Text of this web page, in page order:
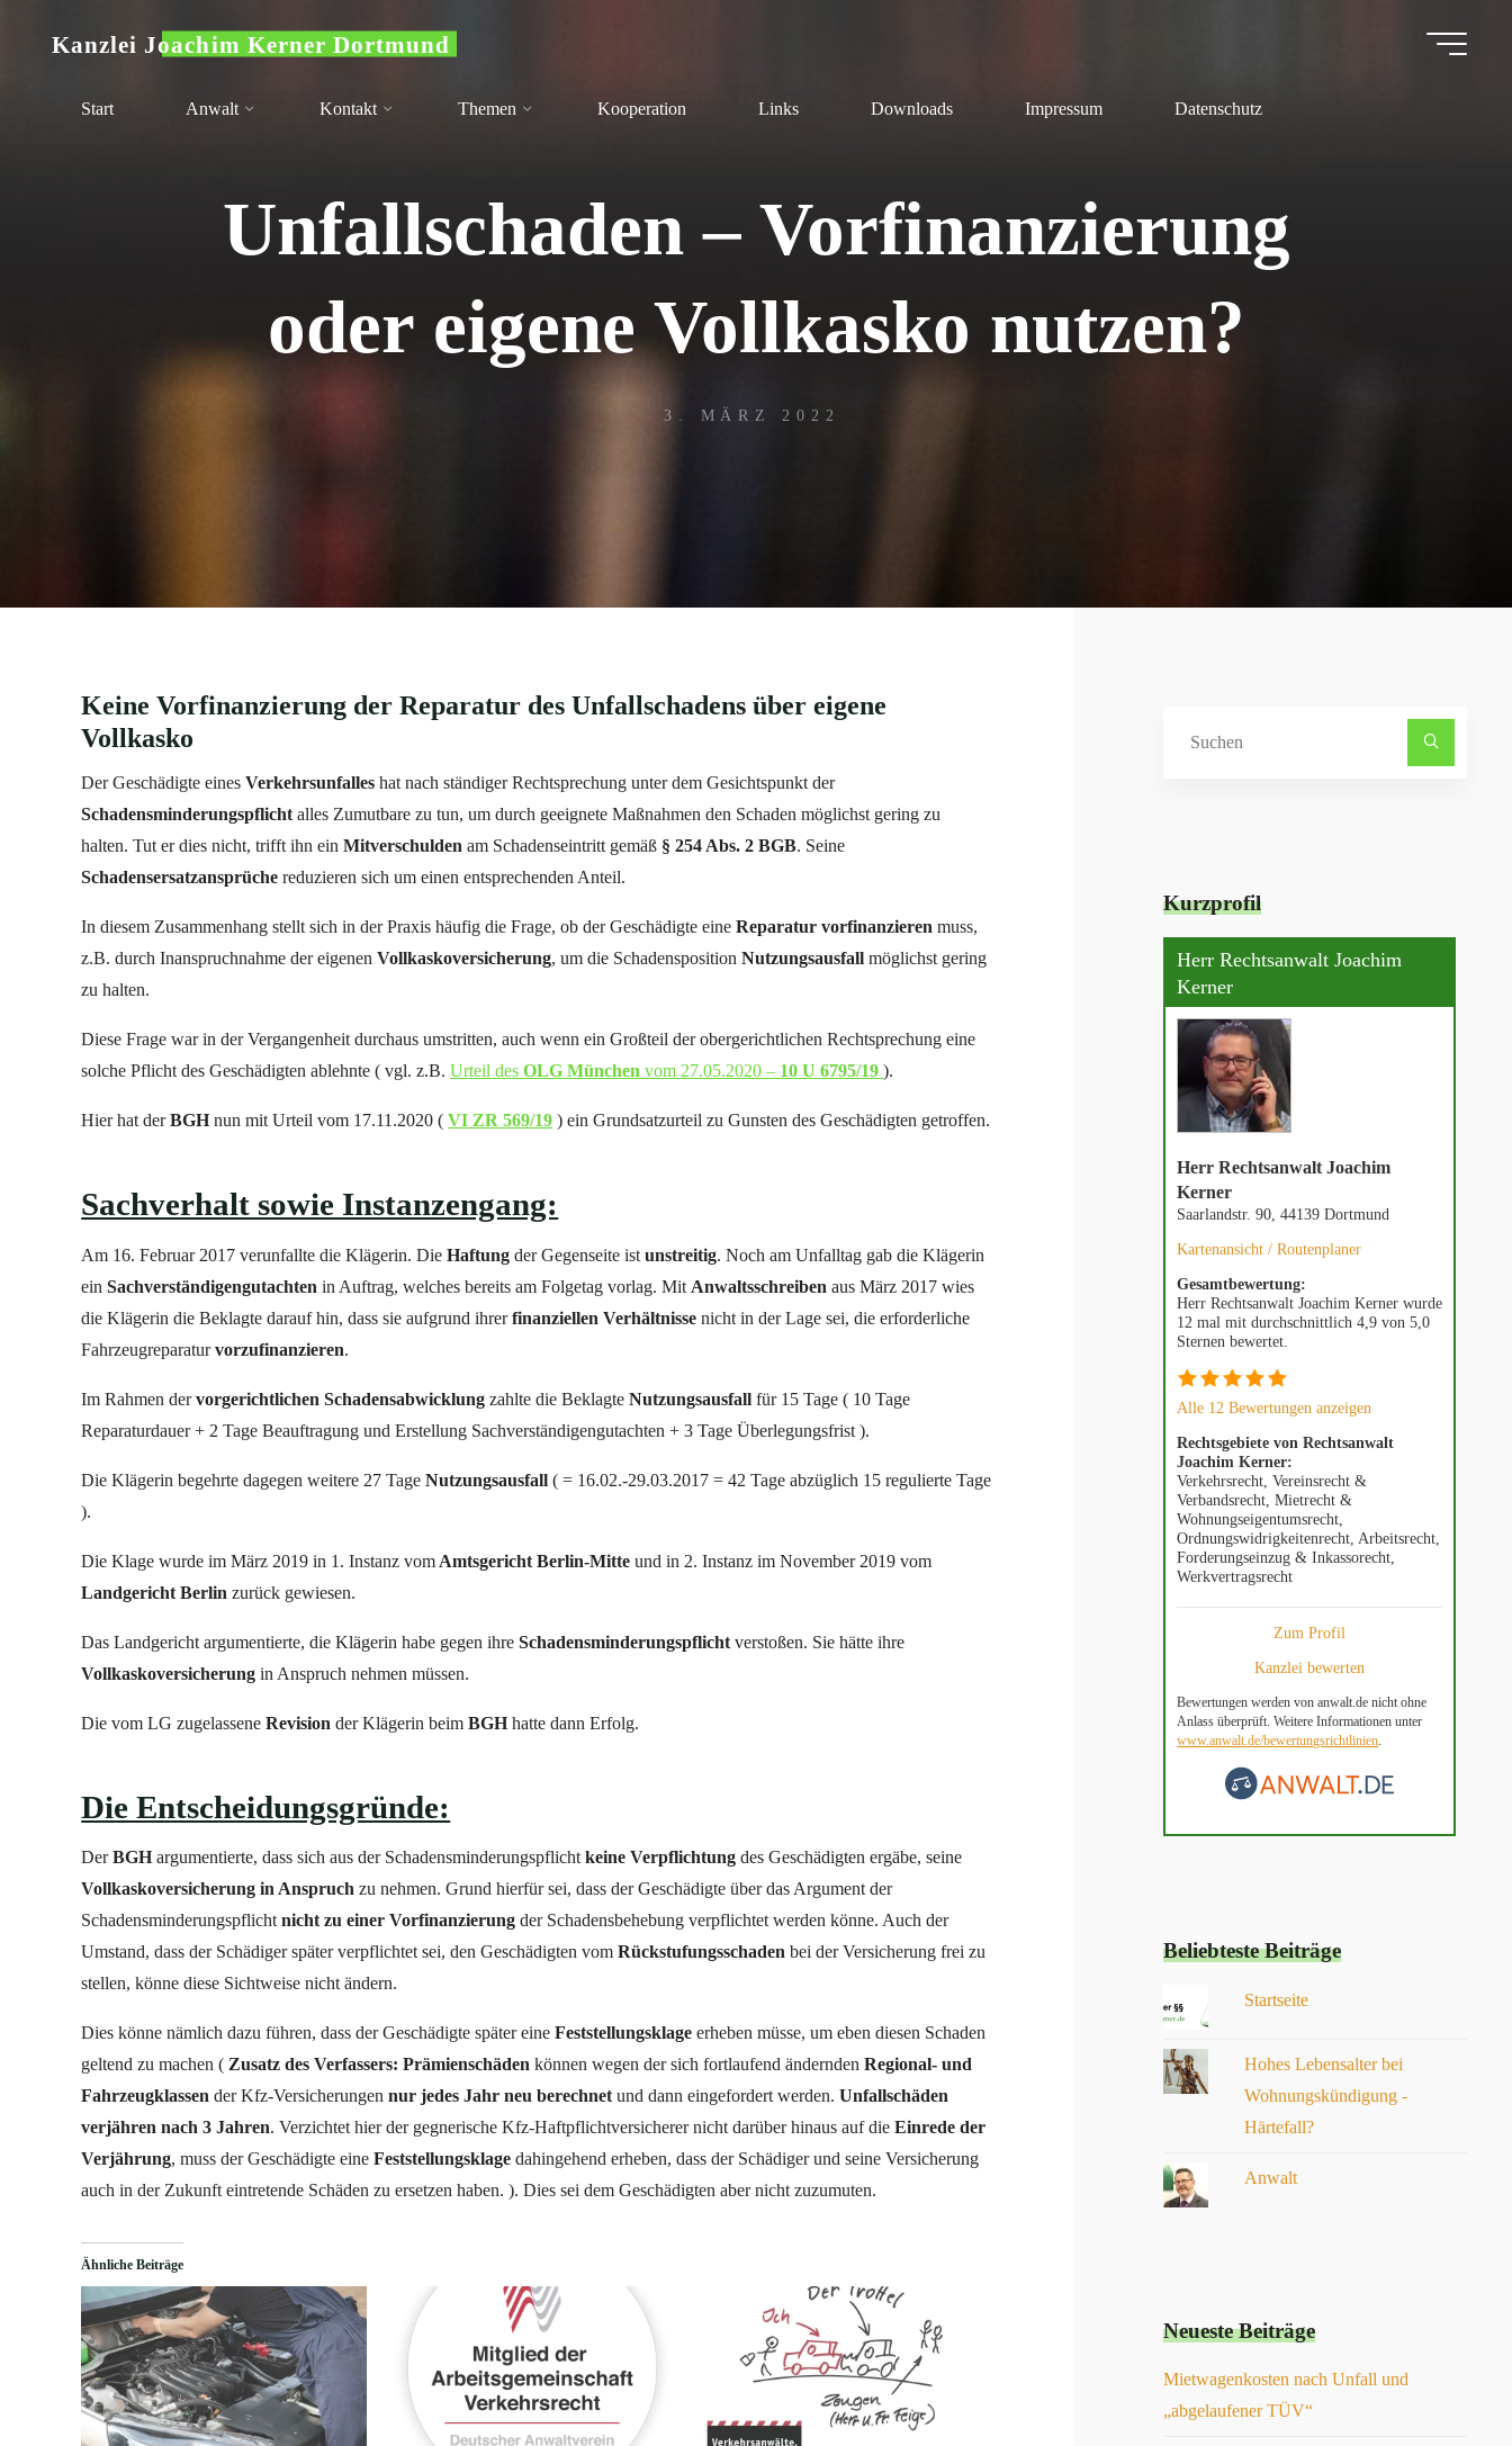
Kanzlei Joachim Kerner Dortmund
Start Anwalt Kontakt Themen Kooperation Links Downloads Impressum Datenschutz
Unfallschaden – Vorfinanzierung
oder eigene Vollkasko nutzen?
3. MÄRZ 2022
Keine Vorfinanzierung der Reparatur des Unfallschadens über eigene
Vollkasko
Der Geschädigte einesVerkehrsunfalles hat nach ständiger Rechtsprechung unter dem Gesichtspunkt der
Schadensminderungspflichtalles Zumutbare zu tun, um durch geeignete Maßnahmen den Schaden möglichst gering zu
halten. Tut er dies nicht, trifft ihn einMitverschulden am Schadenseintritt gemäß § 254 Abs. 2 BGB. Seine
Schadensersatzansprüche reduzieren sich um einen entsprechenden Anteil.
In diesem Zusammenhang stellt sich in der Praxis häufig die Frage, ob der Geschädigte eineReparatur vorfinanzieren muss,
z.B. durch Inanspruchnahme der eigenenVollkaskoversicherung, um die SchadenspositionNutzungsausfall möglichst gering
zu halten.
Diese Frage war in der Vergangenheit durchaus umstritten, auch wenn ein Großteil der obergerichtlichen Rechtsprechung eine
solche Pflicht des Geschädigten ablehnte ( vgl. z.B.Urteil desOLG München vom 27.05.2020 – 10 U 6795/19 ).
Hier hat derBGHnun mit Urteil vom 17.11.2020 (VI ZR 569/19 ) ein Grundsatzurteil zu Gunsten des Geschädigten getroffen.
Sachverhalt sowie Instanzengang:
Am 16. Februar 2017 verunfallte die Klägerin. Die Haftung der Gegenseite istunstreitig. Noch am Unfalltag gab die Klägerin
ein Sachverständigengutachten in Auftrag, welches bereits am Folgetag vorlag. Mit Anwaltsschreiben aus März 2017 wies
die Klägerin die Beklagte darauf hin, dass sie aufgrund ihrerfinanziellen Verhältnisse nicht in der Lage sei, die erforderliche
Fahrzeugreparaturvorzufinanzieren.
Im Rahmen dervorgerichtlichen Schadensabwicklung zahlte die BeklagteNutzungsausfall für 15 Tage ( 10 Tage
Reparaturdauer + 2 Tage Beauftragung und Erstellung Sachverständigengutachten + 3 Tage Überlegungsfrist ).
Die Klägerin begehrte dagegen weitere 27 TageNutzungsausfall ( = 16.02.-29.03.2017 = 42 Tage abzüglich 15 regulierte Tage
).
Die Klage wurde im März 2019 in 1. Instanz vom Amtsgericht Berlin-Mitte und in 2. Instanz im November 2019 vom
Landgericht Berlin zurück gewiesen.
Das Landgericht argumentierte, die Klägerin habe gegen ihreSchadensminderungspflicht verstoßen. Sie hätte ihre
Vollkaskoversicherung in Anspruch nehmen müssen.
Die vom LG zugelassene Revision der Klägerin beimBGHhatte dann Erfolg.
Die Entscheidungsgründe:
DerBGHargumentierte, dass sich aus der Schadensminderungspflichtkeine Verpflichtung des Geschädigten ergäbe, seine
Vollkaskoversicherung in Anspruch zu nehmen. Grund hierfür sei, dass der Geschädigte über das Argument der
Schadensminderungspflichtnicht zu einer Vorfinanzierung der Schadensbehebung verpflichtet werden könne. Auch der
Umstand, dass der Schädiger später verpflichtet sei, den Geschädigten vomRückstufungsschaden bei der Versicherung frei zu
stellen, könne diese Sichtweise nicht ändern.
Dies könne nämlich dazu führen, dass der Geschädigte später eineFeststellungsklage erheben müsse, um eben diesen Schaden
geltend zu machen ( Zusatz des Verfassers: Prämienschäden können wegen der sich fortlaufend änderndenRegional- und
Fahrzeugklassen der Kfz-Versicherungennur jedes Jahr neu berechnet und dann eingefordert werden. Unfallschäden
verjähren nach 3 Jahren. Verzichtet hier der gegnerische Kfz-Haftpflichtversicherer nicht darüber hinaus auf die Einrede der
Verjährung, muss der Geschädigte eineFeststellungsklage dahingehend erheben, dass der Schädiger und seine Versicherung
auch in der Zukunft eintretende Schäden zu ersetzen haben. ). Dies sei dem Geschädigten aber nicht zuzumuten.
Ähnliche Beiträge
Kurzprofil
Herr Rechtsanwalt Joachim
Kerner
Herr Rechtsanwalt Joachim
Kerner
Saarlandstr. 90, 44139 Dortmund
Kartenansicht / Routenplaner
Gesamtbewertung:
Herr Rechtsanwalt Joachim Kerner wurde
12 mal mit durchschnittlich 4,9 von 5,0
Sternen bewertet.
Alle 12 Bewertungen anzeigen
Rechtsgebiete von Rechtsanwalt
Joachim Kerner:
Verkehrsrecht, Vereinsrecht &
Verbandsrecht, Mietrecht &
Wohnungseigentumsrecht,
Ordnungswidrigkeitenrecht, Arbeitsrecht,
Forderungseinzug & Inkassorecht,
Werkvertragsrecht
Zum Profil
Kanzlei bewerten
Bewertungen werden von anwalt.de nicht ohne
Anlass überprüft. Weitere Informationen unter
www.anwalt.de/bewertungsrichtlinien
Beliebteste Beiträge
Startseite
Hohes Lebensalter bei
Wohnungskündigung -
Härtefall?
Anwalt
Neueste Beiträge
Mietwagenkosten nach Unfall und
„abgelaufener TÜV“